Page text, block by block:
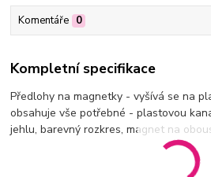
Komentáře 0
Kompletní specifikace
Předlohy na magnetky - vyšívá se na
obsahuje vše potřebné - plastovou
jehlu, barevný rozkres, magnet na